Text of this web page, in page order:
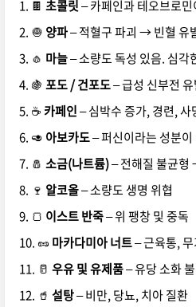
🍫 초콜릿– 카페인과 테오브로
🧅 양파– 적혈구 파괴 → 빈혈 유
🧄 마늘– 소량도 독성 있음. 심각
🍇포도 / 건포도– 급성 신부전
☕ 카페인– 심박수 증가, 경련, 사
🥑 아보카도– 퍼신이라는 성분이
🧂 소금(나트륨)– 전해질 불균형
🍷 알코올– 소량도 생명 위협
🍞 이스트 반죽– 위 팽창 및 중독
🥜 마카다미아 너트– 근육통,
🥛 우유 및 유제품– 유당 소화
🥤 설탕– 비만, 당뇨, 치아 질환